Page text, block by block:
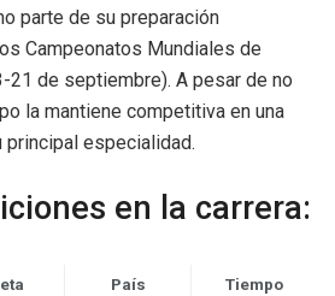
parte de su preparación
Campeonatos Mundiales de
21 de septiembre). A pesar de no
la mantiene competitiva en una
especialidad.
en la carrera:
País Tiempo